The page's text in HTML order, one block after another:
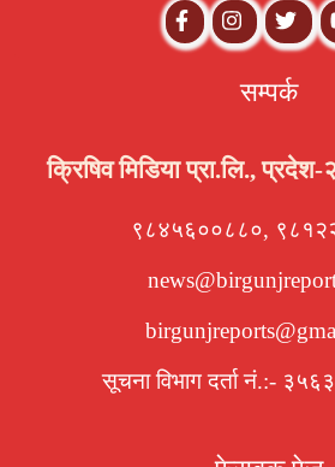
सम्पर्क
क्रिषिव मिडिया प्रा.लि.,
९८४५६००८८०,
सूचना विभाग दर्ता नं.:-